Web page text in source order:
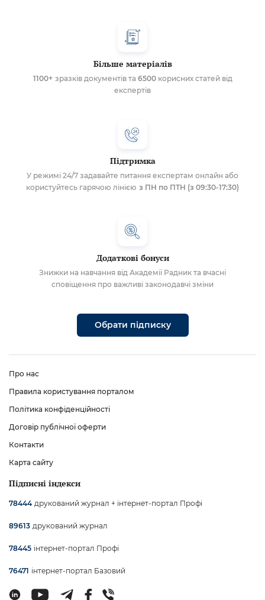
Більше матеріалів
1100+ зразків документів та 6500корисних статей від
експертів
Підтримка
У режимі 24/7 задавайте питання експертам онлайн або
користуйтесь гарячою лінією з ПН по ПТН (з 09:30-17:30)
Додаткові бонуси
Знижки на навчання від Академії Радник та вчасні
сповіщення про важливі законодавчі зміни
Обрати підписку
Про нас
Правила користування порталом
Політика конфіденційності
Договір публічної оферти
Контакти
Карта сайту
Підписні індекси
78444 друкований журнал + інтернет-портал Профі
89613 друкований журнал
78445 інтернет-портал Профі
76471 інтернет-портал Базовий